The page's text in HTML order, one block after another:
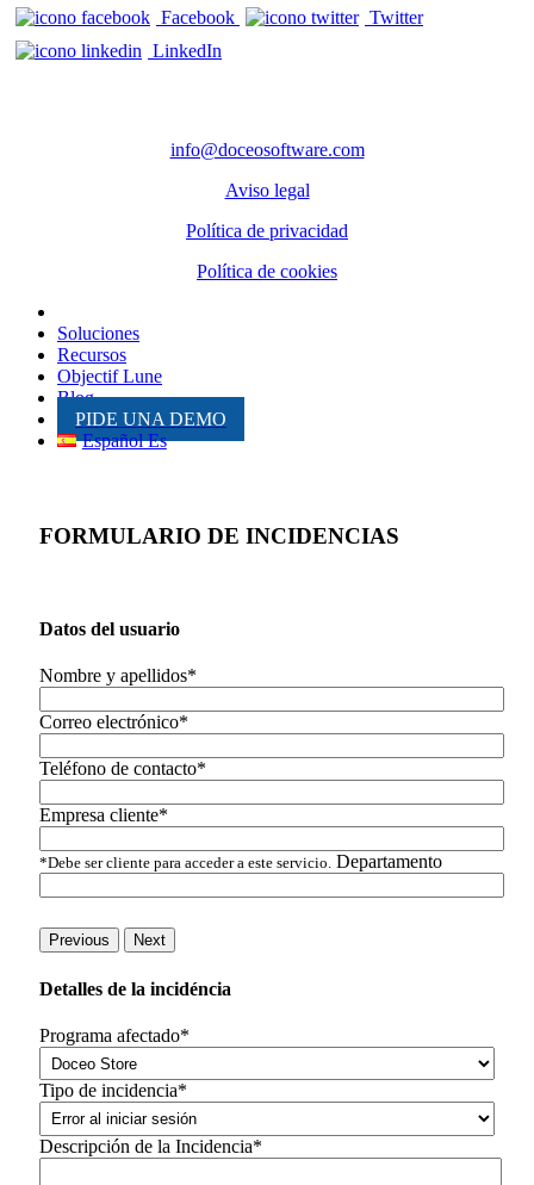
Facebook
Twitter
LinkedIn
info@doceosoftware.com
Aviso legal
Política de privacidad
Política de cookies
Soluciones
Recursos
Objectif Lune
Blog
PIDE UNA DEMO
Español Es
FORMULARIO DE INCIDENCIAS
Datos del usuario
Nombre y apellidos*
Correo electrónico*
Teléfono de contacto*
Empresa cliente*
*Debe ser cliente para acceder a este servicio. Departamento
Previous Next
Detalles de la incidéncia
Programa afectado*
Tipo de incidencia*
Descripción de la Incidencia*